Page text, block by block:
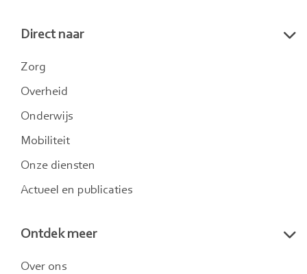
LinkedInTwitter
Direct naar
Zorg
Overheid
Onderwijs
Mobiliteit
Onze diensten
Actueel en publicaties
Ontdek meer
Over ons